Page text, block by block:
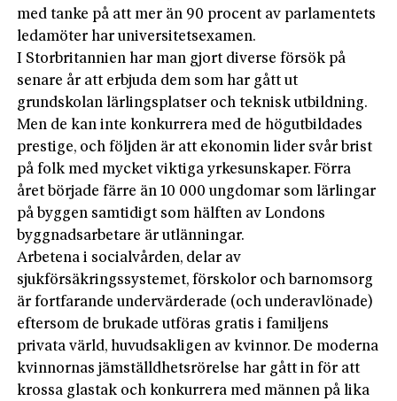
med tanke på att mer än 90 procent av parlamentets
ledamöter har universitetsexamen.
I Storbritannien har man gjort diverse försök på
senare år att erbjuda dem som har gått ut
grundskolan lärlingsplatser och teknisk utbildning.
Men de kan inte konkurrera med de högutbildades
prestige, och följden är att ekonomin lider svår brist
på folk med mycket viktiga yrkesunskaper. Förra
året började färre än 10 000 ungdomar som lärlingar
på byggen samtidigt som hälften av Londons
byggnadsarbetare är utlänningar.
Arbetena i socialvården, delar av
sjukförsäkringssystemet, förskolor och barnomsorg
är fortfarande undervärderade (och underavlönade)
eftersom de brukade utföras gratis i familjens
privata värld, huvudsakligen av kvinnor. De moderna
kvinnornas jämställdhetsrörelse har gått in för att
krossa glastak och konkurrera med männen på lika